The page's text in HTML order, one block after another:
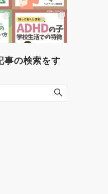
事の検索をす